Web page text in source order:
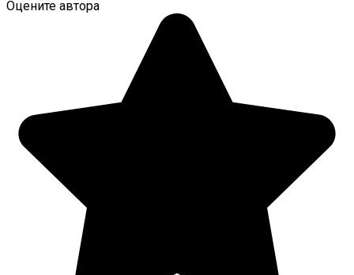
Оцените автора